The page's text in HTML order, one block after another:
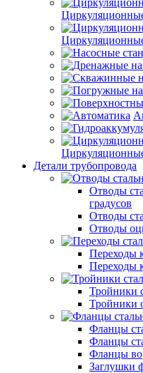
Детали трубопровода
Отводы
градусов
Отводы
Отводы
Переходы
Переходы
Тройники
Тройники
Фланцы
Фланцы
Фланцы
Заглушки